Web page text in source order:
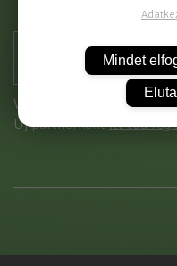
Vásárláshoz kérjük
Új partnerkéntitt tud
Mindet